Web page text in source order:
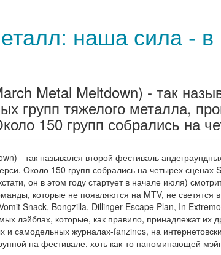
наша сила - в
Metal Meltdown) - так
групп тяжелого металла,
150 групп собрались на
- так назывался второй фестиваль
Около 150 групп собрались на четырех сценах
он в этом году стартует в начале июля)
которые не появляются на MTV, не
Snack, Bongzilla, Dillinger Escape Plan, In
лэйблах, которые, как правило, принадлежат их
и самодельных журналах-fanzines, на
на фестивале, хоть как-то напоминающей